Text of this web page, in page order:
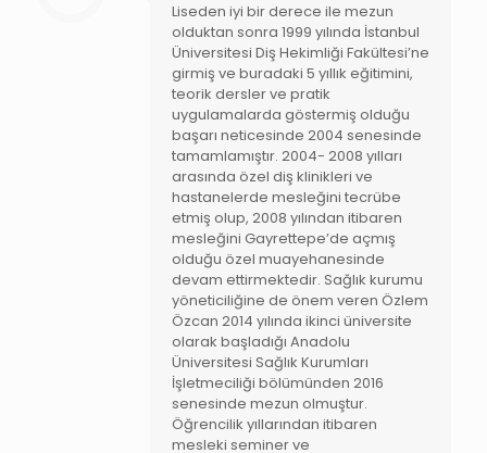
Liseden iyi bir derece ile mezun
olduktan sonra 1999 yılında İstanbul
Üniversitesi Diş Hekimliği Fakültesi’ne
girmiş ve buradaki 5 yıllık eğitimini,
teorik dersler ve pratik
uygulamalarda göstermiş olduğu
başarı neticesinde 2004 senesinde
tamamlamıştır. 2004- 2008 yılları
arasında özel diş klinikleri ve
hastanelerde mesleğini tecrübe
etmiş olup, 2008 yılından itibaren
mesleğini Gayrettepe’de açmış
olduğu özel muayehanesinde
devam ettirmektedir. Sağlık kurumu
yöneticiliğine de önem veren Özlem
Özcan 2014 yılında ikinci üniversite
olarak başladığı Anadolu
Üniversitesi Sağlık Kurumları
İşletmeciliği bölümünden 2016
senesinde mezun olmuştur.
Öğrencilik yıllarından itibaren
mesleki seminer ve